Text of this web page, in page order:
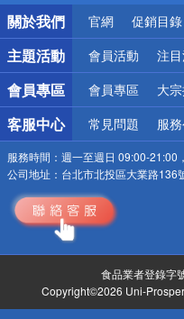
銀行優惠
偏遠地區配送
詐騙網頁！
關於我們
官網 促銷目錄
主題活動 會員活動 注
會員專區 會員專區 大
客服中心 常見問題 服
服務時間： 週一至週日 09:00-21:00
公司地址： 台北市北投區大業路136
食品業者登錄字
Copyright©2026 Uni-